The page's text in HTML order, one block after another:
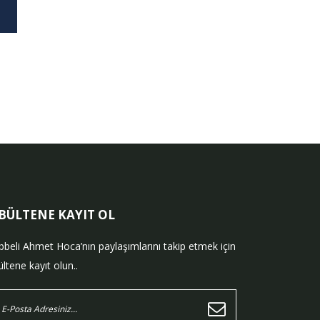
KAYIT OL
Ahmet Hoca’nın paylaşımlarını takip etmek için
kayıt olun..